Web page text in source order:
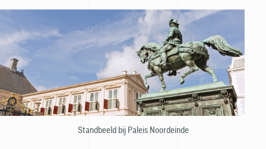
Standbeeld bij Paleis Noordeinde